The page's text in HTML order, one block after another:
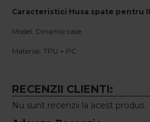
Caracteristici Husa spate pentru
Model: Dinamic case
Material: TPU + PC
RECENZII CLIENTI:
Nu sunt recenzii la acest produs.